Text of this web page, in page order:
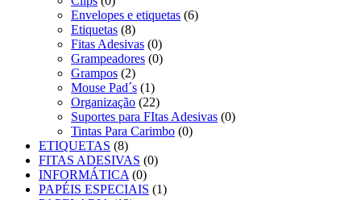
Envelopes e etiquetas (6)
Etiquetas (8)
Fitas Adesivas (0)
Grampeadores (0)
Grampos (2)
Mouse Pad´s (1)
Organização (22)
Suportes para FItas Adesivas (0)
Tintas Para Carimbo (0)
ETIQUETAS (8)
FITAS ADESIVAS (0)
INFORMÁTICA (0)
PAPÉIS ESPECIAIS (1)